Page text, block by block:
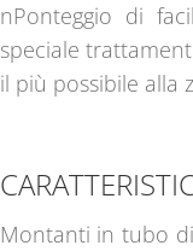
nPonteggio di
speciale
il più possibile alla
Montanti in tubo